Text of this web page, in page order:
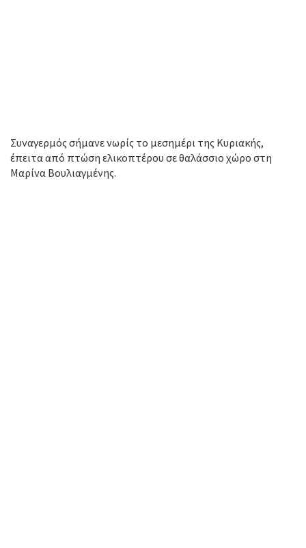
Συναγερμός σήμανε νωρίς το μεσημέρι της Κυριακής,
έπειτα από πτώση ελικοπτέρου σε θαλάσσιο χώρο στη
Μαρίνα Βουλιαγμένης.